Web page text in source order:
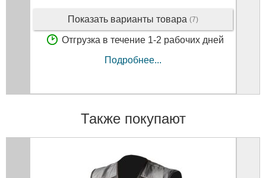
Показать варианты товара (7)
Отгрузка в течение 1-2 рабочих дней
Подробнее...
Также покупают